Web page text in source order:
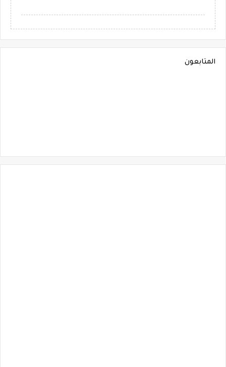
المتابعون